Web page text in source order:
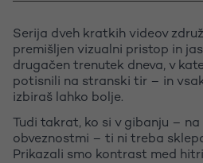
Serija dveh kratkih videov
premišljen vizualni pristop in
drugačen trenutek dneva, v
potisnili na stranski tir – in
izbiraš lahko bolje.
Tudi takrat, ko si v gibanju –
obveznostmi – ti ni treba
Prikazali smo kontrast med